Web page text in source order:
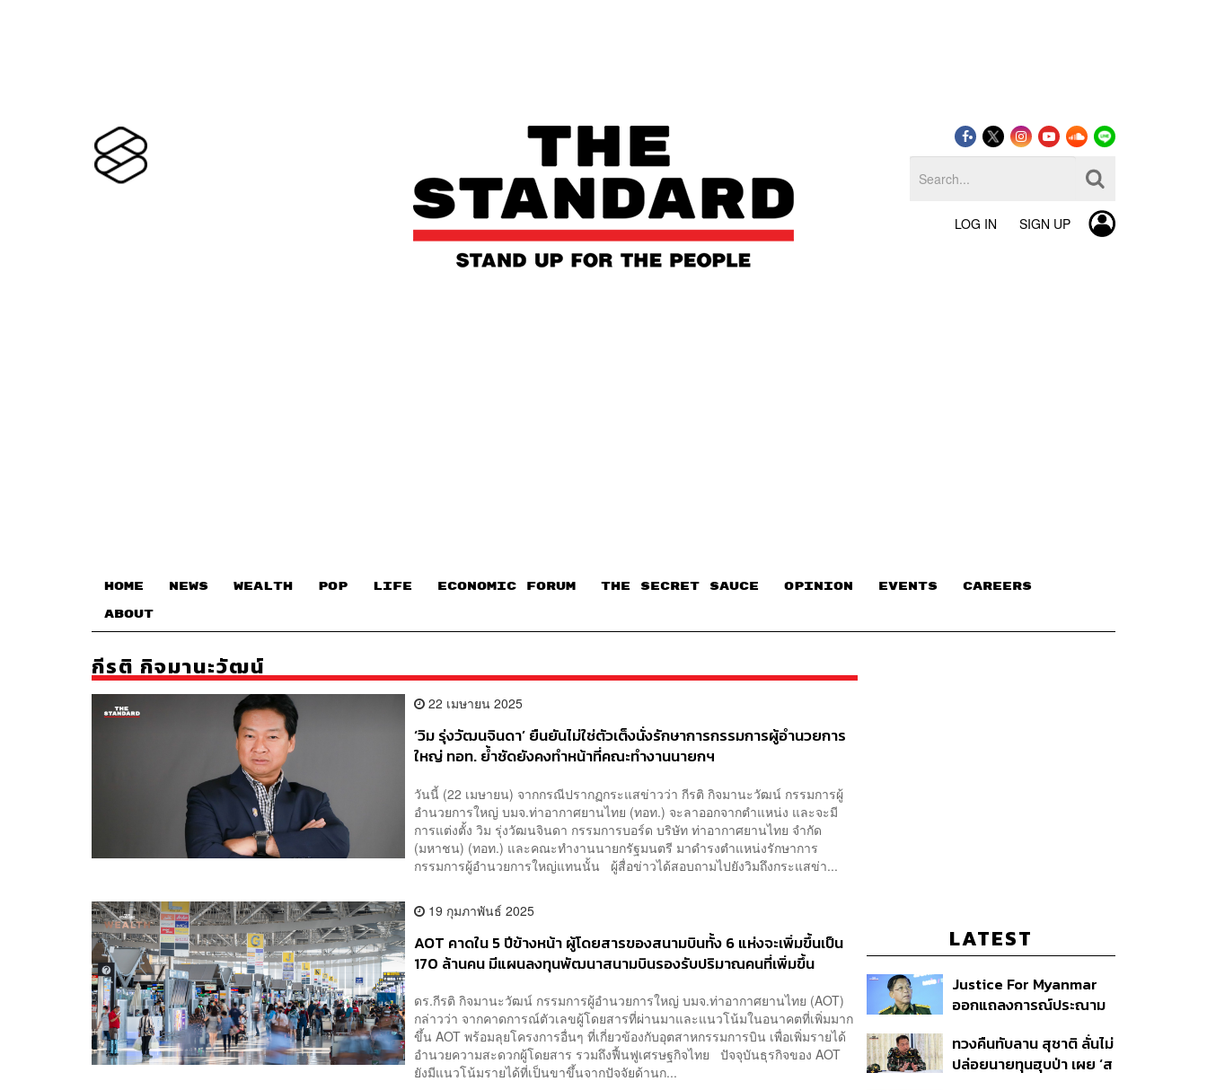
LOG IN SIGN UP
HOME NEWS WEALTH POP LIFE ECONOMIC FORUM THE SECRET SAUCE​ OPINION EVENTS CAREERS
ABOUT
กีรติ กิจมานะวัฒน์
22 เมษายน 2025
‘วิม รุ่งวัฒนจินดา’ ยืนยันไม่ใช่ตัวเต็งนั่งรักษาการกรรมการผู้อำนวยการ
ใหญ่ ทอท. ย้ำชัดยังคงทำหน้าที่คณะทำงานนายกฯ
วันนี้ (22 เมษายน) จากกรณีปรากฏกระแสข่าวว่า กีรติ กิจมานะวัฒน์ กรรมการผู้
อำนวยการใหญ่ บมจ.ท่าอากาศยานไทย (ทอท.) จะลาออกจากตำแหน่ง และจะมี
การแต่งตั้ง วิม รุ่งวัฒนจินดา กรรมการบอร์ด บริษัท ท่าอากาศยานไทย จำกัด
(มหาชน) (ทอท.) และคณะทำงานนายกรัฐมนตรี มาดำรงตำแหน่งรักษาการ
กรรมการผู้อำนวยการใหญ่แทนนั้น ผู้สื่อข่าวได้สอบถามไปยังวิมถึงกระแสข่า...
19 กุมภาพันธ์ 2025
AOT คาดใน 5 ปีข้างหน้า ผู้โดยสารของสนามบินทั้ง 6 แห่งจะเพิ่มขึ้นเป็น
170 ล้านคน มีแผนลงทุนพัฒนาสนามบินรองรับปริมาณคนที่เพิ่มขึ้น
ดร.กีรติ กิจมานะวัฒน์ กรรมการผู้อำนวยการใหญ่ บมจ.ท่าอากาศยานไทย (AOT)
กล่าวว่า จากคาดการณ์ตัวเลขผู้โดยสารที่ผ่านมาและแนวโน้มในอนาคตที่เพิ่มมาก
ขึ้น AOT พร้อมลุยโครงการอื่นๆ ที่เกี่ยวข้องกับอุตสาหกรรมการบิน เพื่อเพิ่มรายได้
อำนวยความสะดวกผู้โดยสาร รวมถึงฟื้นฟูเศรษฐกิจไทย ปัจจุบันธุรกิจของ AOT
ยังมีแนวโน้มรายได้ที่เป็นขาขึ้นจากปัจจัยด้านก...
LATEST
Justice For Myanmar
ออกแถลงการณ์ประณาม
หล่ายเยือน เรียกร้องหยุด
ให้ความชอบธรรมรัฐบาล
ทวงคืนทับลาน สุชาติ ลั่นไม่
ปล่อยนายทุนฮุบป่า เผย ‘ส